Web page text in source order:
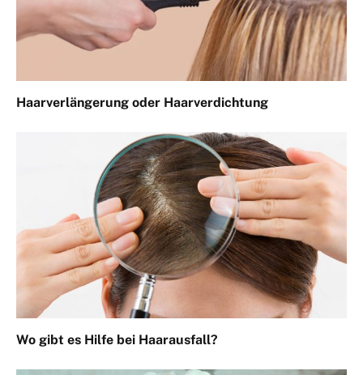
Haarverlängerung oder Haarverdichtung
Wo gibt es Hilfe bei Haarausfall?